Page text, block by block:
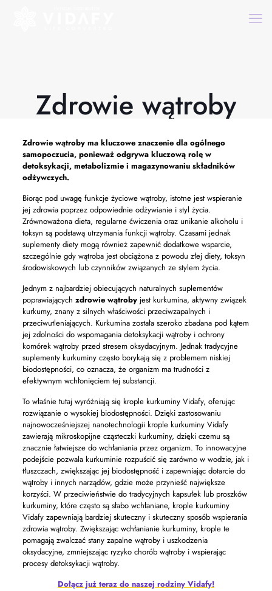
Zdrowie wątroby
Zdrowie wątrobyma kluczowe znaczenie dla ogólnego
samopoczucia, ponieważ odgrywa kluczową rolę w
detoksykacji, metabolizmie i magazynowaniu składników
odżywczych.
Biorąc pod uwagę funkcje życiowe wątroby, istotne jest wspieranie
jej zdrowia poprzez odpowiednie odżywianie i styl życia.
Zrównoważona dieta, regularne ćwiczenia oraz unikanie alkoholu i
toksyn są podstawą utrzymania funkcji wątroby. Czasami jednak
suplementy diety mogą również zapewnić dodatkowe wsparcie,
szczególnie gdy wątroba jest obciążona z powodu złej diety, toksyn
środowiskowych lub czynników związanych ze stylem życia.
Jednym z najbardziej obiecujących naturalnych suplementów
poprawiających zdrowie wątrobyjest kurkumina, aktywny związek
kurkumy, znany z silnych właściwości przeciwzapalnych i
przeciwutleniających. Kurkumina została szeroko zbadana pod kątem
jej zdolności do wspomagania detoksykacji wątroby i ochrony
komórek wątroby przed stresem oksydacyjnym. Jednak tradycyjne
suplementy kurkuminy często borykają się z problemem niskiej
biodostępności, co oznacza, że ​​organizm ma trudności z
efektywnym wchłonięciem tej substancji.
To właśnie tutaj wyróżniają się krople kurkuminy Vidafy, oferując
rozwiązanie o wysokiej biodostępności. Dzięki zastosowaniu
najnowocześniejszej nanotechnologii krople kurkuminy Vidafy
zawierają mikroskopijne cząsteczki kurkuminy, dzięki czemu są
znacznie łatwiejsze do wchłaniania przez organizm. To innowacyjne
podejście pozwala kurkuminie rozpuścić się zarówno w wodzie, jak i
tłuszczach, zwiększając jej biodostępność i zapewniając dotarcie do
wątroby i innych narządów, gdzie może przynieść największe
korzyści. W przeciwieństwie do tradycyjnych kapsułek lub proszków
kurkuminy, które często są słabo wchłaniane, krople kurkuminy
Vidafy zapewniają bardziej skuteczny i skuteczny sposób wspierania
zdrowia wątroby. Zwiększając wchłanianie kurkuminy, krople te
pomagają zwalczać stany zapalne wątroby i uszkodzenia
oksydacyjne, zmniejszając ryzyko chorób wątroby i wspierając
procesy detoksykacji wątroby.
Dołącz już teraz do naszej rodziny Vidafy!